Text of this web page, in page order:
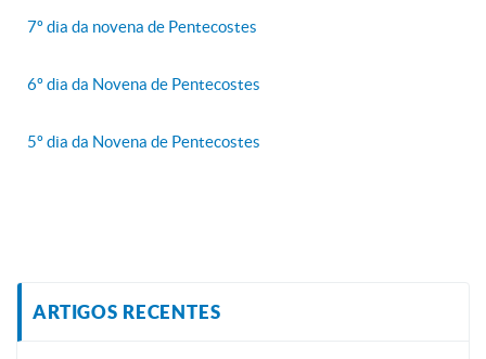
7º dia da novena de Pentecostes
6º dia da Novena de Pentecostes
5º dia da Novena de Pentecostes
ARTIGOS RECENTES